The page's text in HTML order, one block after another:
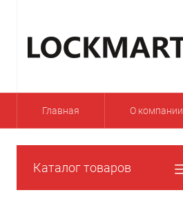
Главная О компании
Каталог товаров